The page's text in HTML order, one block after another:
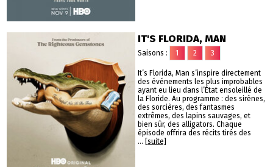
IT'S FLORIDA, MAN
Saisons : 1 2 3
It’s Florida, Man s’inspire directement
des événements les plus improbables
ayant eu lieu dans l’État ensoleillé de
la Floride. Au programme : des sirènes,
des sorcières, des fantasmes
extrêmes, des lapins sauvages, et
bien sûr, des alligators. Chaque
épisode offrira des récits tirés des
... [suite]